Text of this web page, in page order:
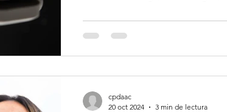
cpdaac
20 oct 2024
3 min de lectura